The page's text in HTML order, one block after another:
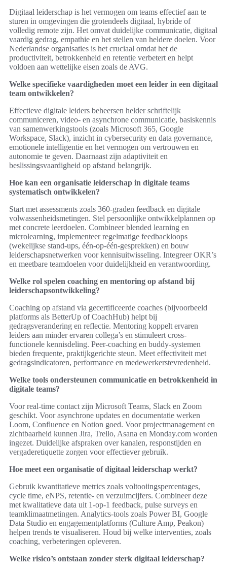
Digitaal leiderschap is het vermogen om teams effectief aan te
sturen in omgevingen die grotendeels digitaal, hybride of
volledig remote zijn. Het omvat duidelijke communicatie, digitaal
vaardig gedrag, empathie en het stellen van heldere doelen. Voor
Nederlandse organisaties is het cruciaal omdat het de
productiviteit, betrokkenheid en retentie verbetert en helpt
voldoen aan wettelijke eisen zoals de AVG.
Welke specifieke vaardigheden moet een leider in een digitaal
team ontwikkelen?
Effectieve digitale leiders beheersen helder schriftelijk
communiceren, video- en asynchrone communicatie, basiskennis
van samenwerkingstools (zoals Microsoft 365, Google
Workspace, Slack), inzicht in cybersecurity en data governance,
emotionele intelligentie en het vermogen om vertrouwen en
autonomie te geven. Daarnaast zijn adaptiviteit en
beslissingsvaardigheid op afstand belangrijk.
Hoe kan een organisatie leiderschap in digitale teams
systematisch ontwikkelen?
Start met assessments zoals 360-graden feedback en digitale
volwassenheidsmetingen. Stel persoonlijke ontwikkelplannen op
met concrete leerdoelen. Combineer blended learning en
microlearning, implementeer regelmatige feedbackloops
(wekelijkse stand-ups, één-op-één-gesprekken) en bouw
leiderschapsnetwerken voor kennisuitwisseling. Integreer OKR’s
en meetbare teamdoelen voor duidelijkheid en verantwoording.
Welke rol spelen coaching en mentoring op afstand bij
leiderschapsontwikkeling?
Coaching op afstand via gecertificeerde coaches (bijvoorbeeld
platforms als BetterUp of CoachHub) helpt bij
gedragsverandering en reflectie. Mentoring koppelt ervaren
leiders aan minder ervaren collega’s en stimuleert cross-
functionele kennisdeling. Peer-coaching en buddy-systemen
bieden frequente, praktijkgerichte steun. Meet effectiviteit met
gedragsindicatoren, performance en medewerkerstevredenheid.
Welke tools ondersteunen communicatie en betrokkenheid in
digitale teams?
Voor real-time contact zijn Microsoft Teams, Slack en Zoom
geschikt. Voor asynchrone updates en documentatie werken
Loom, Confluence en Notion goed. Voor projectmanagement en
zichtbaarheid kunnen Jira, Trello, Asana en Monday.com worden
ingezet. Duidelijke afspraken over kanalen, responstijden en
vergaderetiquette zorgen voor effectiever gebruik.
Hoe meet een organisatie of digitaal leiderschap werkt?
Gebruik kwantitatieve metrics zoals voltooiingspercentages,
cycle time, eNPS, retentie- en verzuimcijfers. Combineer deze
met kwalitatieve data uit 1-op-1 feedback, pulse surveys en
teamklimaatmetingen. Analytics-tools zoals Power BI, Google
Data Studio en engagementplatforms (Culture Amp, Peakon)
helpen trends te visualiseren. Houd bij welke interventies, zoals
coaching, verbeteringen opleveren.
Welke risico’s ontstaan zonder sterk digitaal leiderschap?